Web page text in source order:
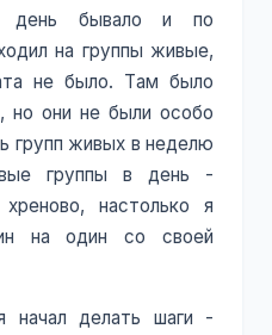
день бывало и по
на группы живые,
не было. Там было
но они не были особо
групп живых в неделю
группы в день -
настолько я
на один со своей
начал делать шаги -